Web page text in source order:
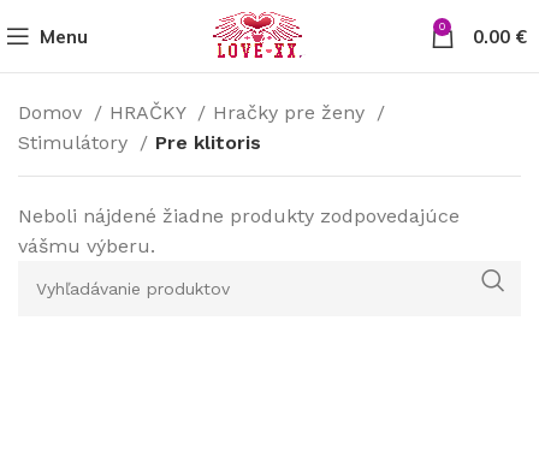
Menu 0 0.00 €
Domov HRAČKY
Hračky pre ženy
Stimulátory
Pre klitoris
Neboli nájdené žiadne produkty zodpovedajúce
vášmu výberu.